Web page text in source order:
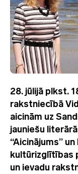
28. jūlijā plkst.
rakstniecībā
aicinām uz
jauniešu
“Aicinājums”
kultūrizglītības
un ievadu